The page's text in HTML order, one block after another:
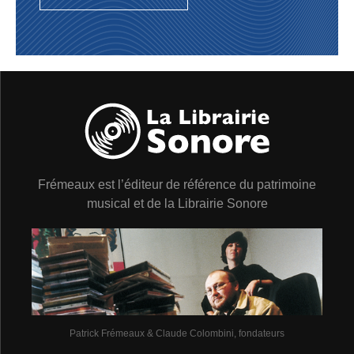
arrivée en France, comme l’un des meilleurs
percussionnistes actuels. Parallèlement à ses activités
de professeur à l’Ecole Nationale de Musique de la
Havane, il rejoint le groupe du maestro Alfredo
Rodriguez « Los Acereko ». Depuis 2002, il collabore
» Puentes, la violoniste Line Kruse, la chanteuse
cubaine Niwver Navarro, la chanteuse mexicaine
Djolanda Preciado­­­alais des Congrès de Charles
Aznavour. Doté d’un sens rythmique extraordinaire et
parfaitement dans le nouveau quartet de Rodolphe
Raffalli dont il souligne le côté latin jazz et les
développer.
Benjamin GOLDENSTEIN
© 2008 FRÉMEAUX & ASSOCIÉS
DISCOGRAPHIE :
?2. Tomara(Vinicius de Moraes)
Frémeaux est l’éditeur de référence du patrimoine
musical et de la Librairie Sonore
Patrick Frémeaux & Claude Colombini, fondateurs